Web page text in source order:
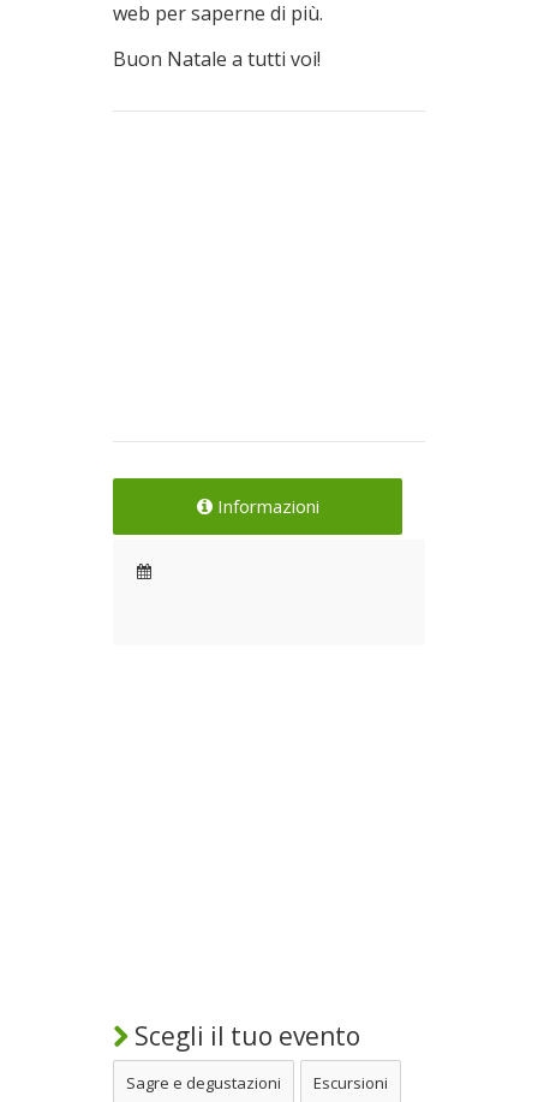
web per saperne di più.
Buon Natale a tutti voi!
Informazioni
Scegli il tuo evento
Sagre e degustazioni Escursioni